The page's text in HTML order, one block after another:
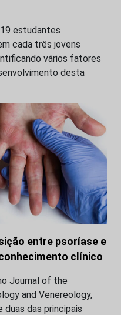
estudantes
cada três jovens
vários fatores
desta
entre psoríase e
clínico
Journal of the
and Venereology,
duas das principais